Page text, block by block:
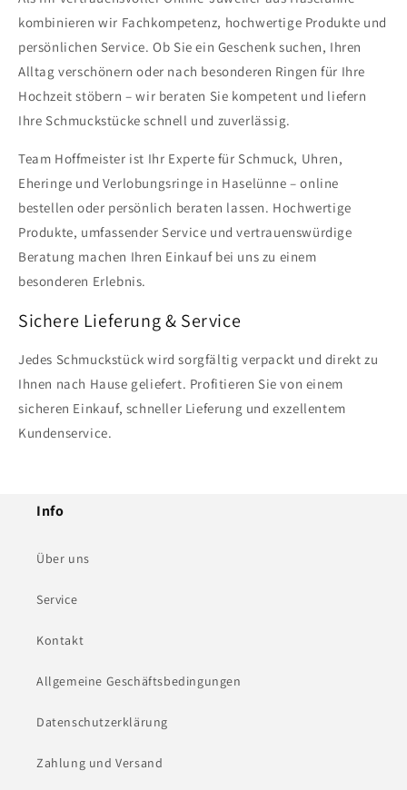
kombinieren wir Fachkompetenz, hochwertige Produkte und
persönlichen Service. Ob Sie ein Geschenk suchen, Ihren
Alltag verschönern oder nach besonderen Ringen für Ihre
Hochzeit stöbern – wir beraten Sie kompetent und liefern
Ihre Schmuckstücke schnell und zuverlässig.
Team Hoffmeister ist Ihr Experte für Schmuck, Uhren,
Eheringe und Verlobungsringe in Haselünne – online
bestellen oder persönlich beraten lassen. Hochwertige
Produkte, umfassender Service und vertrauenswürdige
Beratung machen Ihren Einkauf bei uns zu einem
besonderen Erlebnis.
Sichere Lieferung & Service
Jedes Schmuckstück wird sorgfältig verpackt und direkt zu
Ihnen nach Hause geliefert. Profitieren Sie von einem
sicheren Einkauf, schneller Lieferung und exzellentem
Kundenservice.
Info
Über uns
Service
Kontakt
Allgemeine Geschäftsbedingungen
Datenschutzerklärung
Zahlung und Versand